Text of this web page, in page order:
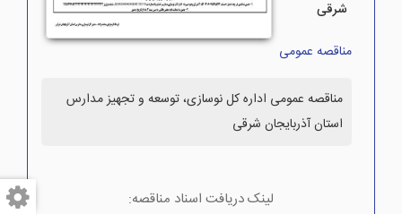
شرقی
مناقصه عمومی
مناقصه عمومی اداره کل نوسازی، توسعه و تجهیز مدارس
استان آذربایجان شرقی
لینک دریافت اسناد مناقصه: